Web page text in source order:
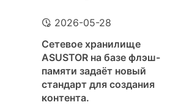
2026-05-28
Сетевое хранилище
ASUSTOR на базе флэш-
памяти задаёт новый
стандарт для создания
контента.